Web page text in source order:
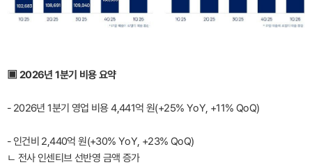
▣ 2026년 1분기 비용 요약
- 2026년 1분기 영업 비용 4,441억 원(+25% YoY, +11% QoQ)
- 인건비 2,440억 원(+30% YoY, +23% QoQ)
ㄴ 전사 인센티브 선반영 금액 증가